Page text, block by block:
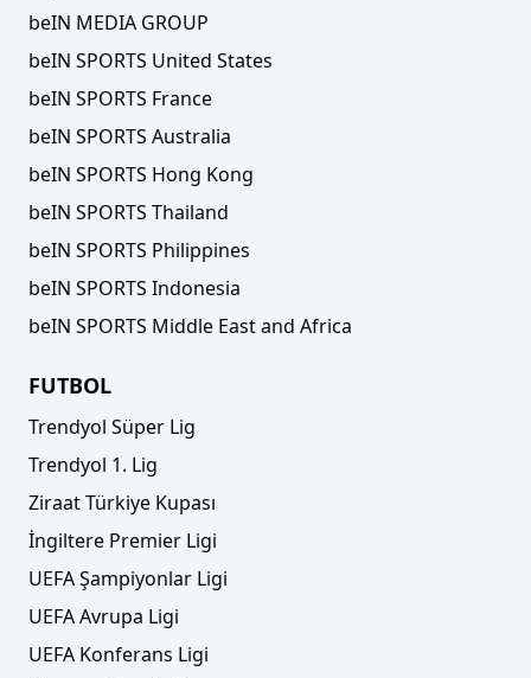
Trendyol Süper Lig'de yenilikler açıklandı! Gol
çizgisi, çipli top...
TFF resmen açıkladı! İngiliz hakem göreve
başladı
beIN MEDIA GROUP
beIN SPORTS United States
beIN SPORTS France
beIN SPORTS Australia
beIN SPORTS Hong Kong
beIN SPORTS Thailand
beIN SPORTS Philippines
beIN SPORTS Indonesia
beIN SPORTS Middle East and Africa
FUTBOL
Trendyol Süper Lig
Trendyol 1. Lig
Ziraat Türkiye Kupası
İngiltere Premier Ligi
UEFA Şampiyonlar Ligi
UEFA Avrupa Ligi
UEFA Konferans Ligi